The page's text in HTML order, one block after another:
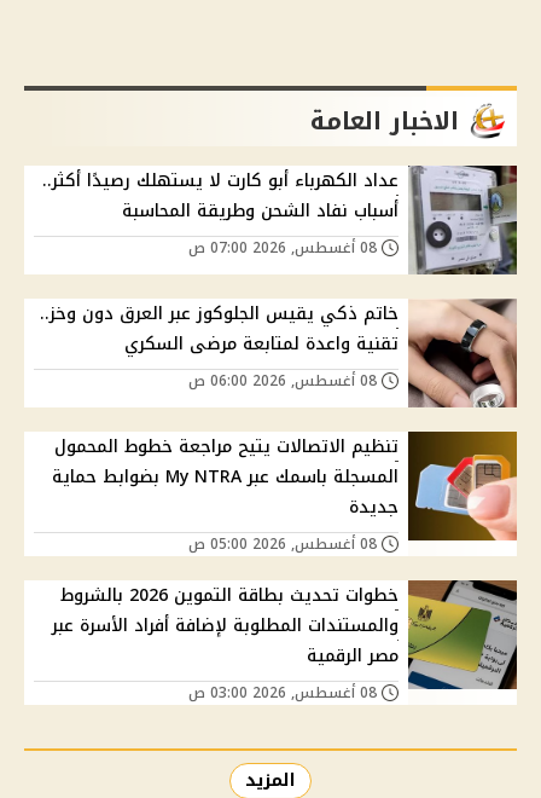
الاخبار العامة
عداد الكهرباء أبو كارت لا يستهلك رصيدًا أكثر..
أسباب نفاد الشحن وطريقة المحاسبة
خاتم ذكي يقيس الجلوكوز عبر العرق دون وخز..
تقنية واعدة لمتابعة مرضى السكري
تنظيم الاتصالات يتيح مراجعة خطوط المحمول
المسجلة باسمك عبر My NTRA بضوابط حماية
جديدة
خطوات تحديث بطاقة التموين 2026 بالشروط
والمستندات المطلوبة لإضافة أفراد الأسرة عبر
مصر الرقمية
المزيد